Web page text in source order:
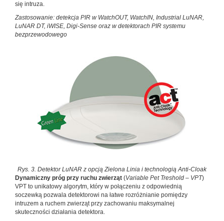
się intruza.
Zastosowanie: detekcja PIR w WatchOUT, WatchIN, Indu­strial LuNAR,
LuNAR DT, iWISE, Digi-Sense oraz w detekto­rach PIR systemu
bezprzewodowego
Rys. 3. Detektor LuNAR z opcją Zielona Linia i technologią Anti-Cloak
Dynamiczny próg przy ruchu zwierząt (Variable Pet Tre­shold – VPT)
VPT to unikatowy algorytm, który w połą­czeniu z odpowiednią
soczewką pozwala detektorowi na łatwe rozróżnianie pomiędzy
intruzem a ruchem zwierząt przy zachowaniu maksymalnej
skuteczności działania de­tektora.